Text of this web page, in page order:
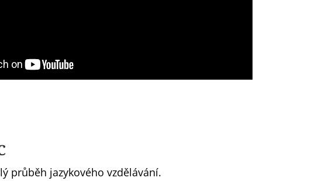
průběh jazykového vzdělávání.